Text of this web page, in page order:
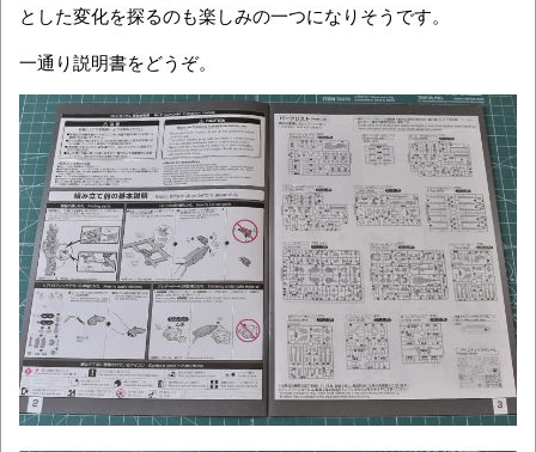
とした変化を探るのも楽しみの一つになりそうです。
一通り説明書をどうぞ。